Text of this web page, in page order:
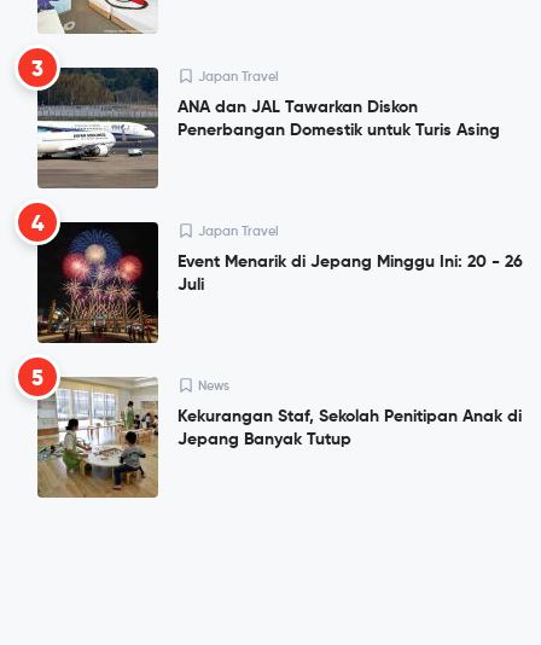
3 Japan Travel
ANA dan JAL Tawarkan Diskon
Penerbangan Domestik untuk Turis Asing
4 Japan Travel
Event Menarik di Jepang Minggu Ini: 20 - 26
Juli
5 News
Kekurangan Staf, Sekolah Penitipan Anak di
Jepang Banyak Tutup